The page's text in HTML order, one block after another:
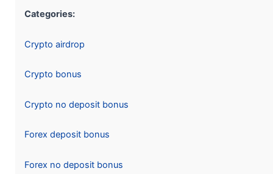
Categories:
Crypto airdrop
Crypto bonus
Crypto no deposit bonus
Forex deposit bonus
Forex no deposit bonus